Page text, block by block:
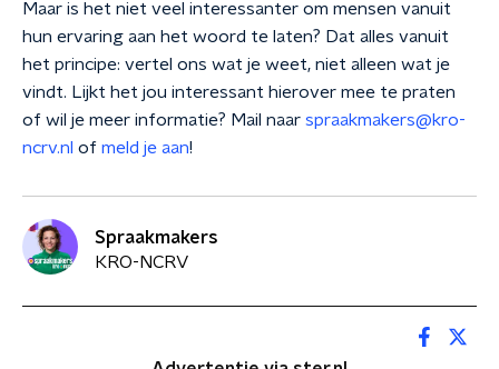
Maar is het niet veel interessanter om mensen vanuit
hun ervaring aan het woord te laten? Dat alles vanuit
het principe: vertel ons wat je weet, niet alleen wat je
vindt. Lijkt het jou interessant hierover mee te praten
of wil je meer informatie? Mail naar spraakmakers@kro-
ncrv.nl of meld je aan!
Spraakmakers
KRO-NCRV